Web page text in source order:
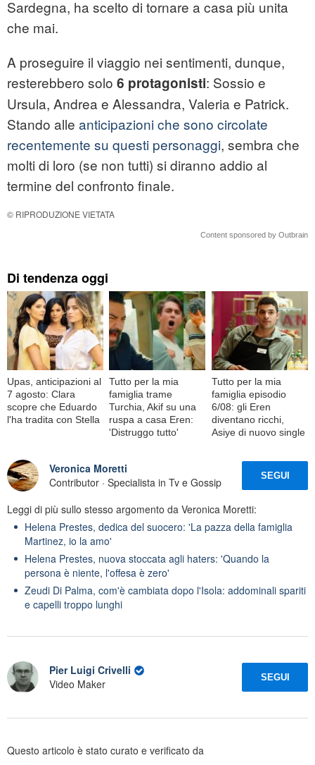
Sardegna, ha scelto di tornare a casa più unita
che mai.
A proseguire il viaggio nei sentimenti, dunque,
resterebbero solo 6 protagonisti: Sossio e
Ursula, Andrea e Alessandra, Valeria e Patrick.
Stando alle anticipazioni che sono circolate
recentemente su questi personaggi, sembra che
molti di loro (se non tutti) si diranno addio al
termine del confronto finale.
© RIPRODUZIONE VIETATA
Content sponsored by Outbrain
Di tendenza oggi
Upas, anticipazioni al
7 agosto: Clara
scopre che Eduardo
l'ha tradita con Stella
Tutto per la mia
famiglia trame
Turchia, Akif su una
ruspa a casa Eren:
'Distruggo tutto'
Tutto per la mia
famiglia episodio
6/08: gli Eren
diventano ricchi,
Asiye di nuovo single
Veronica Moretti
Contributor · Specialista in Tv e Gossip
SEGUI
Leggi di più sullo stesso argomento da Veronica Moretti:
Helena Prestes, dedica del suocero: 'La pazza della famiglia
Martinez, io la amo'
Helena Prestes, nuova stoccata agli haters: 'Quando la
persona è niente, l'offesa è zero'
Zeudi Di Palma, com'è cambiata dopo l'Isola: addominali spariti
e capelli troppo lunghi
Pier Luigi Crivelli
Video Maker
SEGUI
Questo articolo è stato curato e verificato da